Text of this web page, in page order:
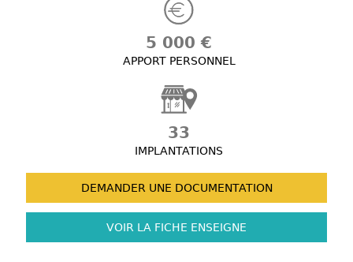
5 000 €
APPORT PERSONNEL
33
IMPLANTATIONS
DEMANDER UNE DOCUMENTATION
VOIR LA FICHE ENSEIGNE